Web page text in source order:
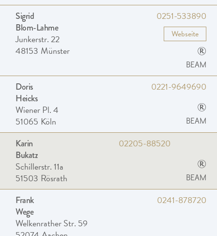
Sigrid
Blom-Lahme
Junkerstr. 22
48153 Münster
0251-533890
Webseite
®
BEAM
Doris
Heicks
Wiener Pl. 4
51065 Köln
0221-9649690
®
BEAM
Karin
Bukatz
Schillerstr. 11a
51503 Rösrath
02205-88520
®
BEAM
Frank
Wege
Welkenrather Str. 59
0241-878720